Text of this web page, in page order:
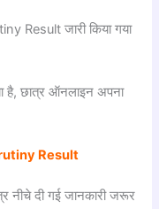
Result जारी किया गया
है, छात्र ऑनलाइन अपना
Result
नीचे दी गई जानकारी जरूर